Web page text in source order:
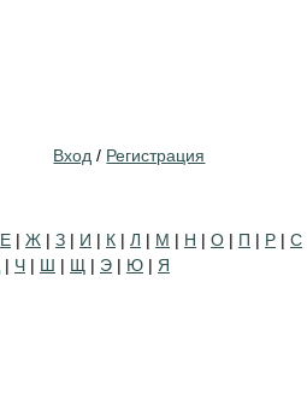
Вход / Регистрация
Е | Ж | З | И | К | Л | М | Н | О | П | Р | С
| Ч | Ш | Щ | Э | Ю | Я